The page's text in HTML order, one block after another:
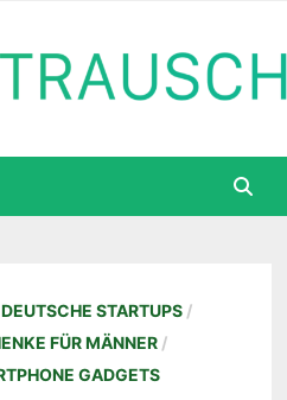
DEUTSCHE STARTUPS/
FÜR MÄNNER/
GADGETS